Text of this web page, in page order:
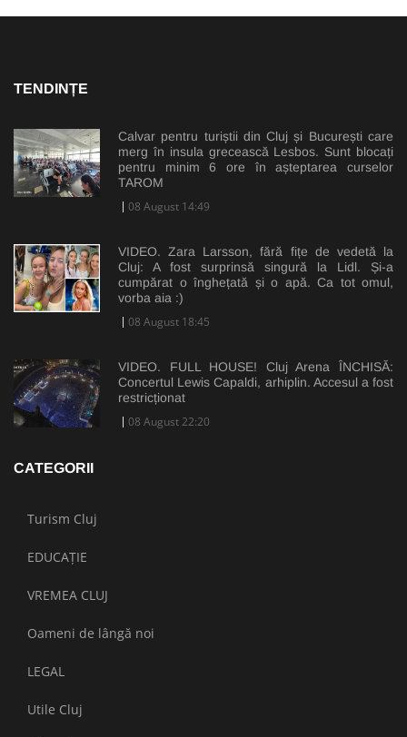
TENDINȚE
Calvar pentru turiștii din Cluj și București care
merg în insula grecească Lesbos. Sunt blocați
pentru minim 6 ore în așteptarea curselor
TAROM
08 August 14:49
VIDEO. Zara Larsson, fără fițe de vedetă la
Cluj: A fost surprinsă singură la Lidl. Și-a
cumpărat o înghețată și o apă. Ca tot omul,
vorba aia :)
08 August 18:45
VIDEO. FULL HOUSE! Cluj Arena ÎNCHISĂ:
Concertul Lewis Capaldi, arhiplin. Accesul a fost
restricționat
08 August 22:20
CATEGORII
Turism Cluj
EDUCAȚIE
VREMEA CLUJ
Oameni de lângă noi
LEGAL
Utile Cluj